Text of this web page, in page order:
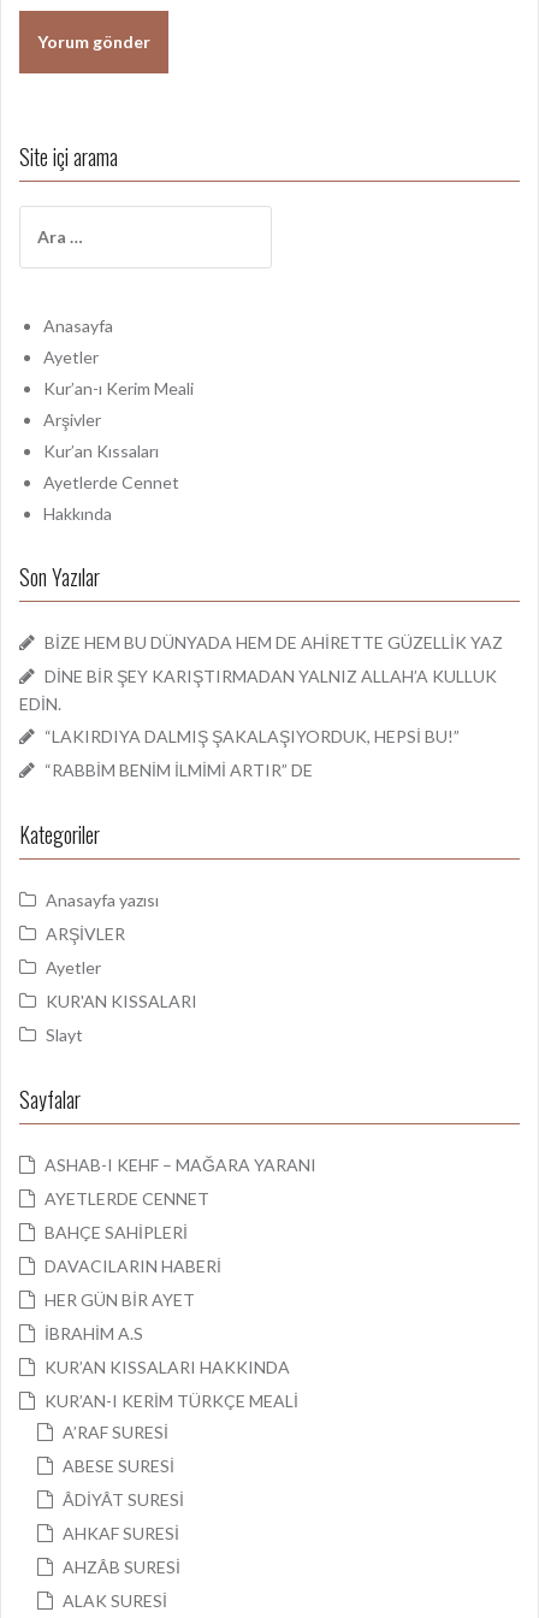
Site içi arama
a
a
Anasayfa
Ayetler
Kur’an-ı Kerim Meali
Arşivler
Kur’an Kıssaları
Ayetlerde Cennet
Hakkında
Son Yazılar
BİZE HEM BU DÜNYADA HEM DE AHİRETTE GÜZELLİK YAZ
DİNE BİR ŞEY KARIŞTIRMADAN YALNIZ ALLAH’A KULLUK
EDİN.
“LAKIRDIYA DALMIŞ ŞAKALAŞIYORDUK, HEPSİ BU!”
“RABBİM BENİM İLMİMİ ARTIR” DE
Kategoriler
Anasayfa yazısı
ARŞİVLER
Ayetler
KUR'AN KISSALARI
Slayt
Sayfalar
ASHAB-I KEHF – MAĞARA YARANI
AYETLERDE CENNET
BAHÇE SAHİPLERİ
DAVACILARIN HABERİ
HER GÜN BİR AYET
İBRAHİM A.S
KUR’AN KISSALARI HAKKINDA
KUR’AN-I KERİM TÜRKÇE MEALİ
A’RAF SURESİ
ABESE SURESİ
ÂDİYÂT SURESİ
AHKAF SURESİ
AHZÂB SURESİ
ALAK SURESİ